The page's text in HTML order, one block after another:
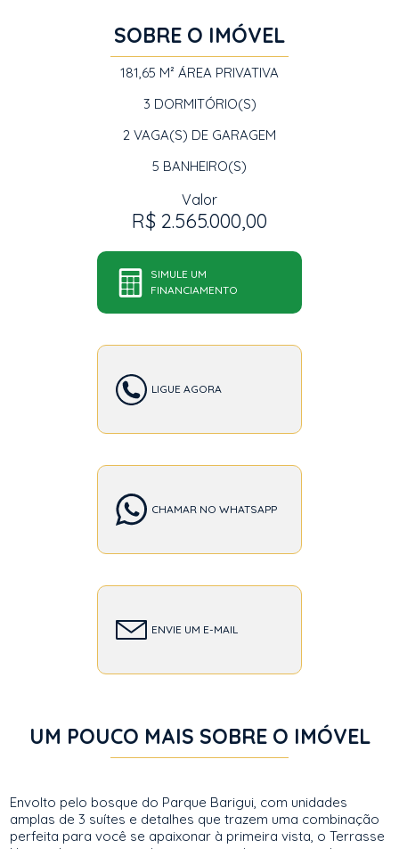
SOBRE O IMÓVEL
181,65 M² ÁREA PRIVATIVA
3 DORMITÓRIO(S)
2 VAGA(S) DE GARAGEM
5 BANHEIRO(S)
Valor
R$ 2.565.000,00
SIMULE UM
FINANCIAMENTO
LIGUE AGORA
CHAMAR NO WHATSAPP
ENVIE UM E-MAIL
UM POUCO MAIS SOBRE O IMÓVEL
Envolto pelo bosque do Parque Barigui, com unidades
amplas de 3 suítes e detalhes que trazem uma combinação
perfeita para você se apaixonar à primeira vista, o Terrasse